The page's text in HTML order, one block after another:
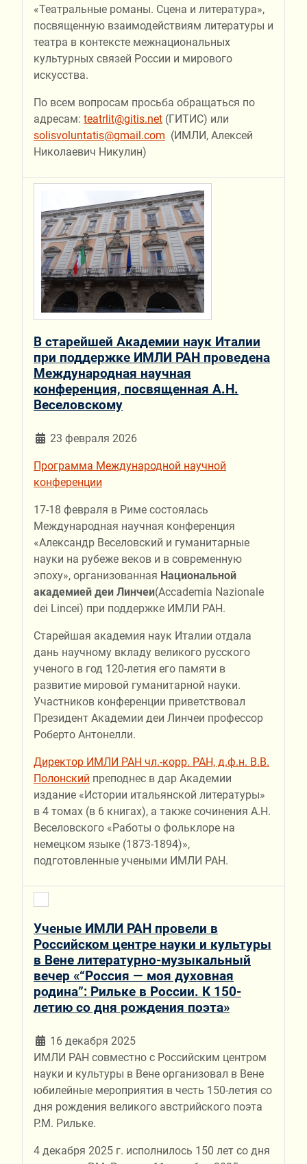
«Театральные романы. Сцена и литература»,
посвященную взаимодействиям литературы и
театра в контексте межнациональных
культурных связей России и мирового
искусства.
По всем вопросам просьба обращаться по
адресам: teatrlit@gitis.net (ГИТИС) или
solisvoluntatis@gmail.com (ИМЛИ, Алексей
Николаевич Никулин)
В старейшей Академии наук Италии
при поддержке ИМЛИ РАН проведена
Международная научная
конференция, посвященная А.Н.
Веселовскому
23 февраля 2026
Программа Международной научной
конференции
17-18 февраля в Риме состоялась
Международная научная конференция
«Александр Веселовский и гуманитарные
науки на рубеже веков и в современную
эпоху», организованная Национальной
академией деи Линчеи(Accademia Nazionale
dei Lincei) при поддержке ИМЛИ РАН.
Старейшая академия наук Италии отдала
дань научному вкладу великого русского
ученого в год 120-летия его памяти в
развитие мировой гуманитарной науки.
Участников конференции приветствовал
Президент Академии деи Линчеи профессор
Роберто Антонелли.
Директор ИМЛИ РАН чл.-корр. РАН, д.ф.н. В.В.
Полонский преподнес в дар Академии
издание «Истории итальянской литературы»
в 4 томах (в 6 книгах), а также сочинения А.Н.
Веселовского «Работы о фольклоре на
немецком языке (1873-1894)»,
подготовленные учеными ИМЛИ РАН.
Ученые ИМЛИ РАН провели в
Российском центре науки и культуры
в Вене литературно-музыкальный
вечер «“Россия — моя духовная
родина”: Рильке в России. К 150-
летию со дня рождения поэта»
16 декабря 2025
ИМЛИ РАН совместно с Российским центром
науки и культуры в Вене организовал в Вене
юбилейные мероприятия в честь 150-летия со
дня рождения великого австрийского поэта
Р.М. Рильке.
4 декабря 2025 г. исполнилось 150 лет со дня